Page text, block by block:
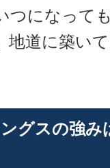
つになって
地道に築い
グスの強み